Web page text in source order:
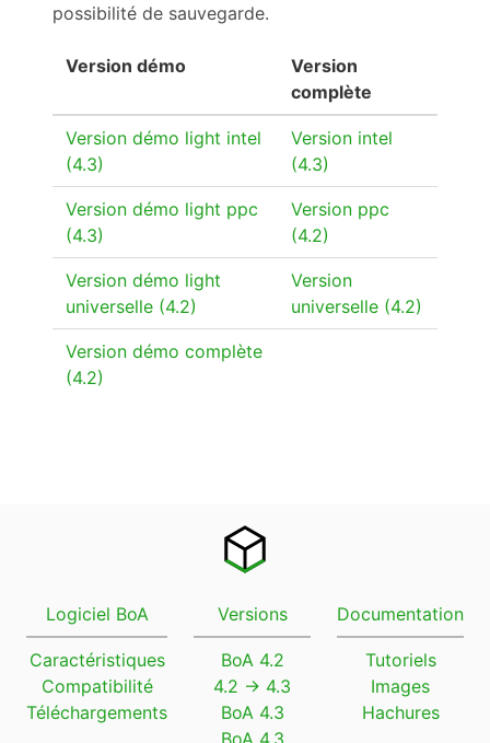
possibilité de sauvegarde.
Version démo
Version
complète
Version démo light intel
(4.3)
Version intel
(4.3)
Version démo light ppc
(4.3)
Version ppc
(4.2)
Version démo light
universelle (4.2)
Version
universelle (4.2)
Version démo complète
(4.2)
Logiciel BoA
Caractéristiques
Compatibilité
Téléchargements
Versions
BoA 4.2
4.2 → 4.3
BoA 4.3
BoA 4.3
Documentation
Tutoriels
Images
Hachures